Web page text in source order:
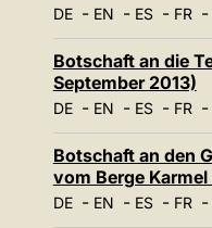
DE- EN - ES- FR-
Botschaft an die
September 2013)
DE- EN - ES- FR-
Botschaft an den
vom Berge
DE- EN - ES- FR-